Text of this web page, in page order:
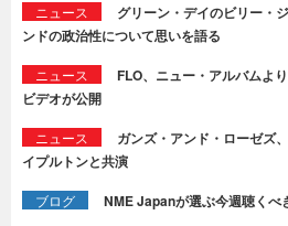
ニュース
グリーン・デイのビリー・
ンドの政治性について思いを語る
ニュース
FLO、ニュー・アルバムよ
ビデオが公開
ニュース
ガンズ・アンド・ローゼズ
イプルトンと共演
ブログ NME Japanが選ぶ今週聴くべ